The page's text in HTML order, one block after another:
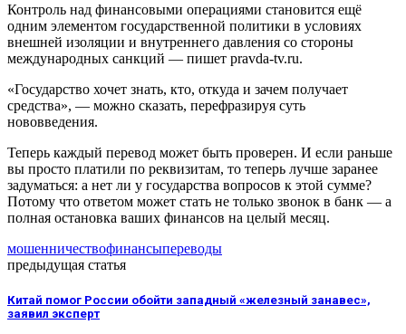
Контроль над финансовыми операциями становится ещё
одним элементом государственной политики в условиях
внешней изоляции и внутреннего давления со стороны
международных санкций — пишет pravda-tv.ru.
«Государство хочет знать, кто, откуда и зачем получает
средства», — можно сказать, перефразируя суть
нововведения.
Теперь каждый перевод может быть проверен. И если раньше
вы просто платили по реквизитам, то теперь лучше заранее
задуматься: а нет ли у государства вопросов к этой сумме?
Потому что ответом может стать не только звонок в банк — а
полная остановка ваших финансов на целый месяц.
мошенничествофинансыпереводы
предыдущая статья
Китай помог России обойти западный «железный занавес»,
заявил эксперт